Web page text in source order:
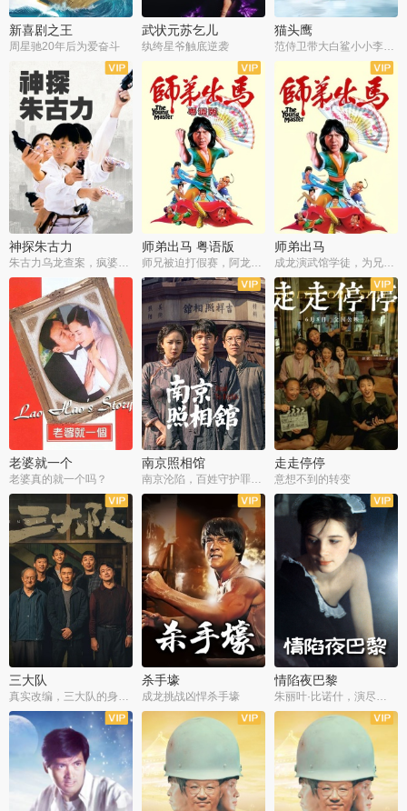
新喜剧之王
周星驰20年后为爱奋斗
武状元苏乞儿
纨绔星爷触底逆袭
猫头鹰
神探朱古力
朱古力乌龙查案，疯婆子神助攻
师弟出马 粤语版
师兄被迫打假赛，阿龙追查斗黑帮
师弟出马
成龙演武馆学徒，为兄搏命战黑道
老婆就一个
老婆真的就一个吗？
南京照相馆
南京沦陷，百姓守护罪证底片
走走停停
意想不到的转变
三大队 杀手壕
成龙挑战凶悍杀手壕
情陷夜巴黎